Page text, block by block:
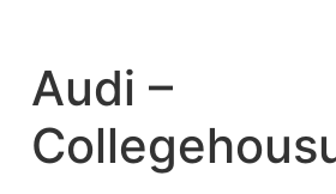
Audi –